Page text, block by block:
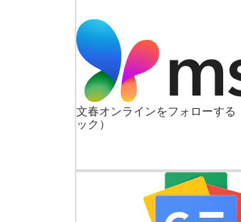
文春オンラインをフォローする
ック）